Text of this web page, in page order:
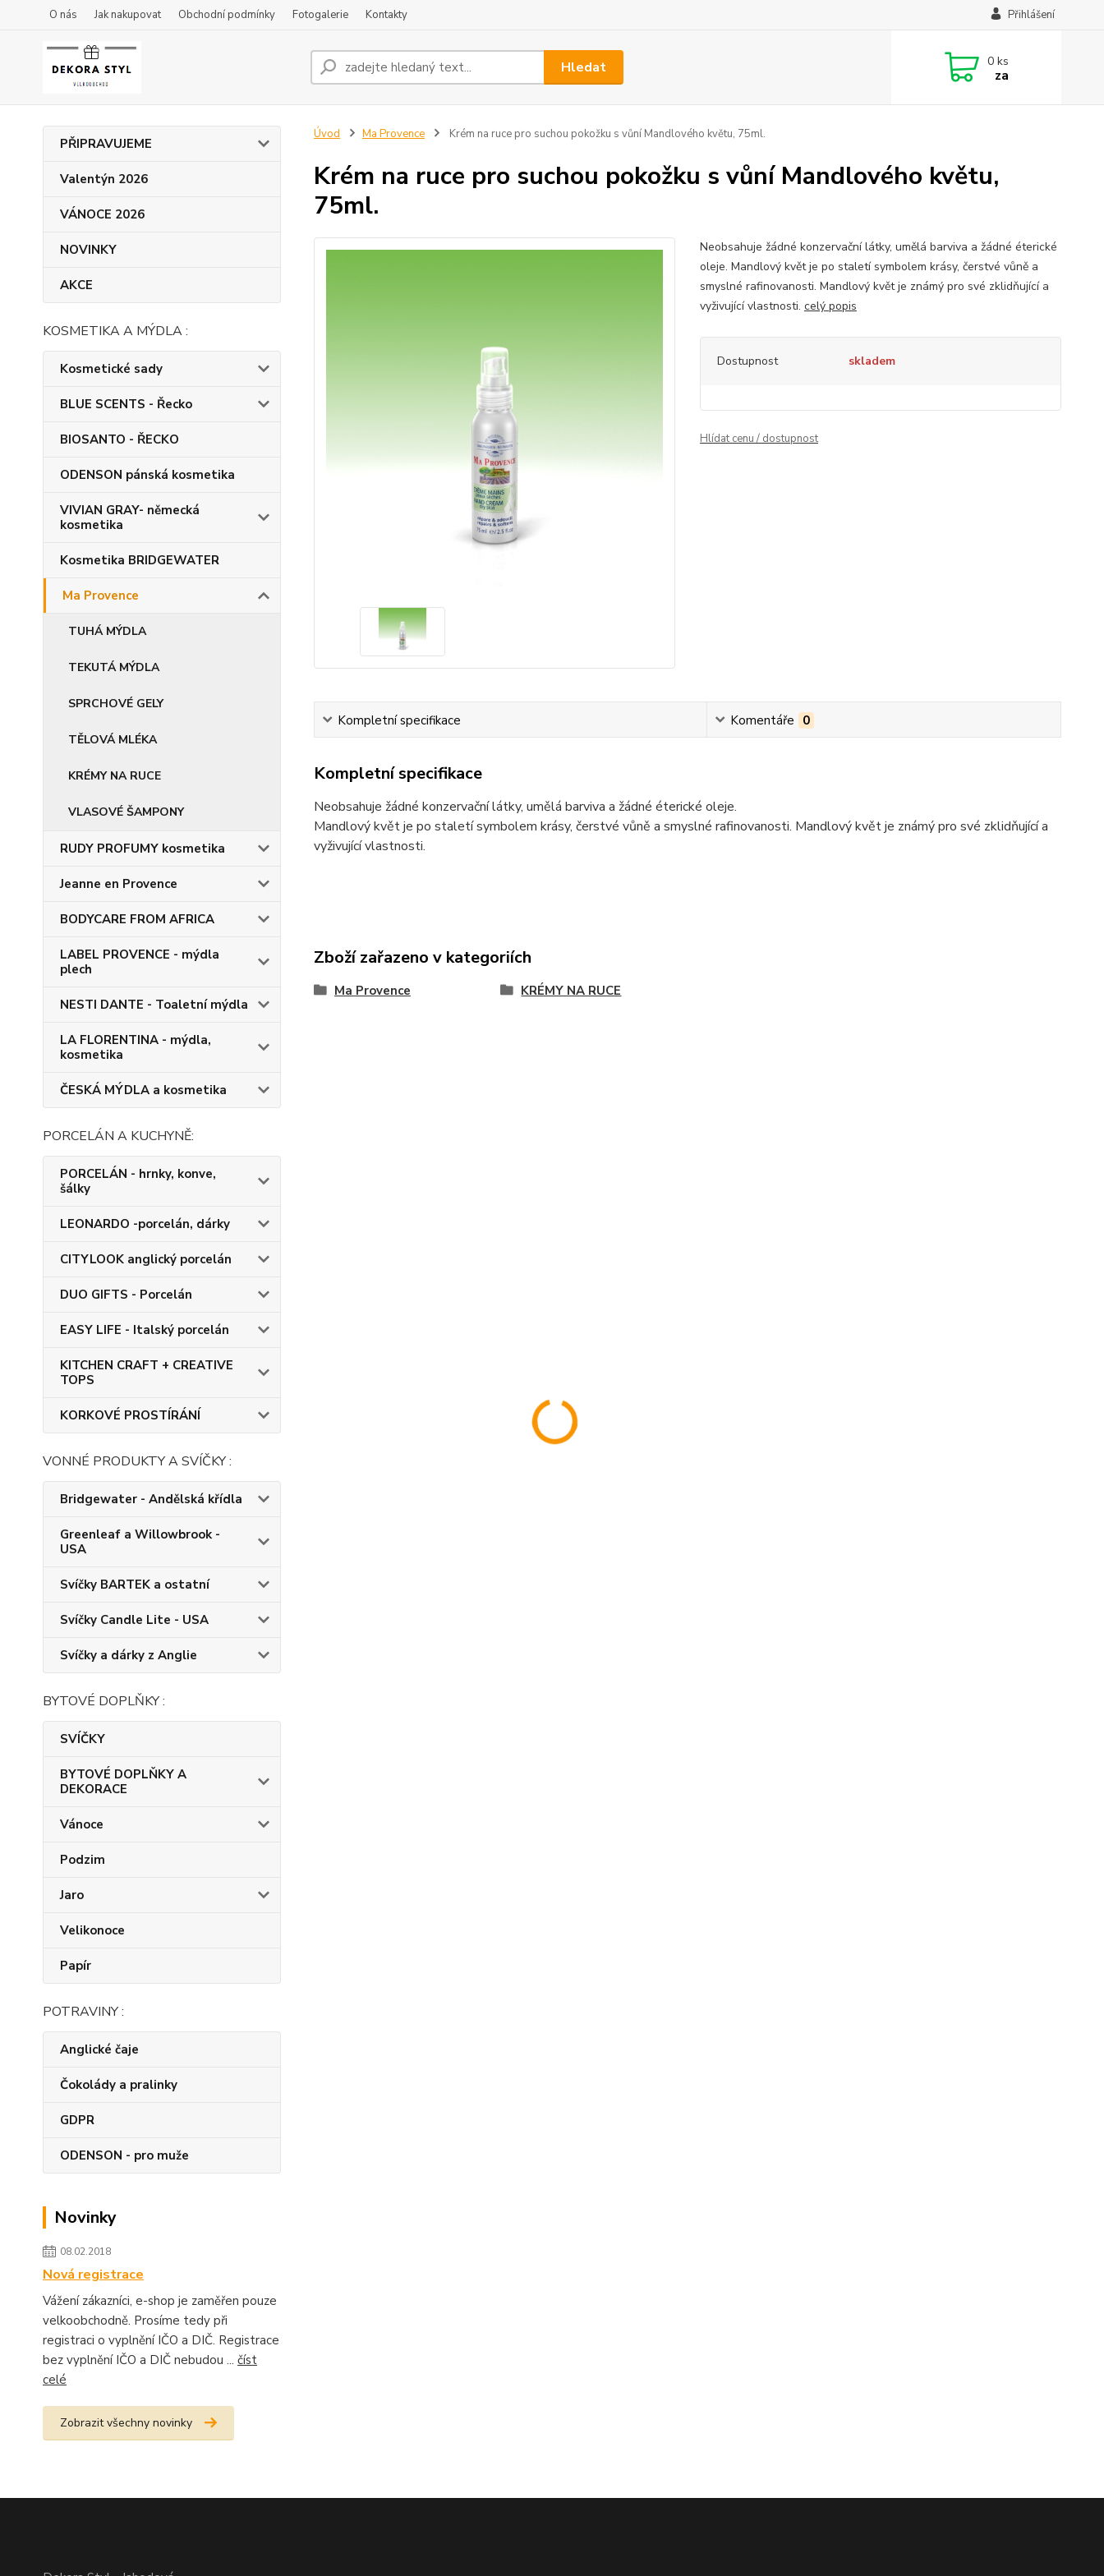
O nás Jak nakupovat Obchodní podmínky Fotogalerie Kontakty Přihlášení
Hledat 0 ks
za
PŘIPRAVUJEME
Valentýn 2026
VÁNOCE 2026
NOVINKY
AKCE
KOSMETIKA A MÝDLA :
Kosmetické sady
BLUE SCENTS - Řecko
BIOSANTO - ŘECKO
ODENSON pánská kosmetika
VIVIAN GRAY- německá
kosmetika
Kosmetika BRIDGEWATER
Ma Provence
TUHÁ MÝDLA
TEKUTÁ MÝDLA
SPRCHOVÉ GELY
TĚLOVÁ MLÉKA
KRÉMY NA RUCE
VLASOVÉ ŠAMPONY
RUDY PROFUMY kosmetika
Jeanne en Provence
BODYCARE FROM AFRICA
LABEL PROVENCE - mýdla
plech
NESTI DANTE - Toaletní mýdla
LA FLORENTINA - mýdla,
kosmetika
ČESKÁ MÝDLA a kosmetika
PORCELÁN A KUCHYNĚ:
PORCELÁN - hrnky, konve,
šálky
LEONARDO -porcelán, dárky
CITYLOOK anglický porcelán
DUO GIFTS - Porcelán
EASY LIFE - Italský porcelán
KITCHEN CRAFT + CREATIVE
TOPS
KORKOVÉ PROSTÍRÁNÍ
VONNÉ PRODUKTY A SVÍČKY :
Bridgewater - Andělská křídla
Greenleaf a Willowbrook -
USA
Svíčky BARTEK a ostatní
Svíčky Candle Lite - USA
Svíčky a dárky z Anglie
BYTOVÉ DOPLŇKY :
SVÍČKY
BYTOVÉ DOPLŇKY A
DEKORACE
Vánoce
Podzim
Jaro
Velikonoce
Papír
POTRAVINY :
Anglické čaje
Čokolády a pralinky
GDPR
ODENSON - pro muže
Novinky
08.02.2018
Nová registrace
Vážení zákazníci, e-shop je zaměřen pouze
velkoobchodně. Prosíme tedy při
registraci o vyplnění IČO a DIČ. Registrace
bez vyplnění IČO a DIČ nebudou ... číst
celé
Zobrazit všechny novinky
Úvod Ma Provence Krém na ruce pro suchou pokožku s vůní Mandlového květu, 75ml.
Krém na ruce pro suchou pokožku s vůní Mandlového květu,
75ml.
Neobsahuje žádné konzervační látky, umělá barviva a žádné éterické
oleje. Mandlový květ je po staletí symbolem krásy, čerstvé vůně a
smyslné rafinovanosti. Mandlový květ je známý pro své zklidňující a
vyživující vlastnosti. celý popis
Dostupnost skladem
Hlídat cenu / dostupnost
Kompletní specifikace Komentáře 0
Kompletní specifikace
Neobsahuje žádné konzervační látky, umělá barviva a žádné éterické oleje.
Mandlový květ je po staletí symbolem krásy, čerstvé vůně a smyslné rafinovanosti. Mandlový květ je známý pro své zklidňující a
vyživující vlastnosti.
Zboží zařazeno v kategoriích
Ma Provence KRÉMY NA RUCE